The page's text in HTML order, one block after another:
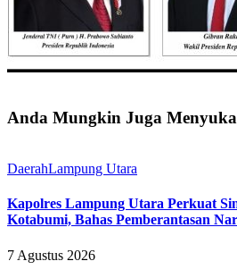
Anda Mungkin Juga
DaerahLampung Utara
Kapolres Lampung Utara Perkuat
Kotabumi, Bahas Pemberantasan
7 Agustus 2026